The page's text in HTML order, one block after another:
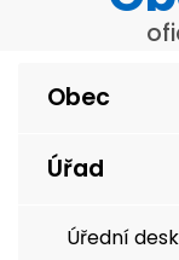
Obec
Úřad
Úřední